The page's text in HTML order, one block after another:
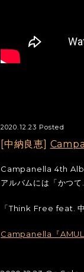
2020.12.23 Posted
[中納良恵]
Campanella 4th
アルバムには「かつ
「Think Free feat.
Campanella『